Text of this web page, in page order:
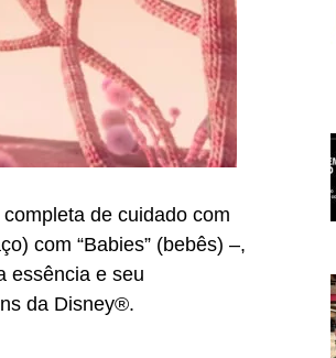
de cuidado com
com “Babies” (bebês) –,
essência e seu
da Disney®.